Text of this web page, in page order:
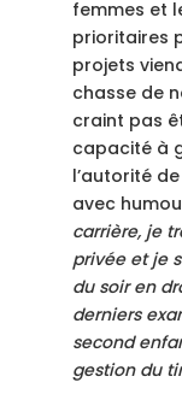
femmes et
prioritaires
projets
chasse de
craint pas
capacité à
l’autorité
avec
carrière, je
privée et je
du soir en
derniers
second
gestion du